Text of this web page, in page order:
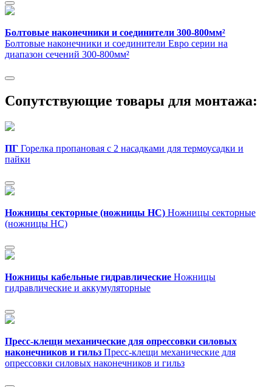
Болтовые наконечники и соединители 300-800мм²
Болтовые наконечники и соединители Евро серии на
диапазон сечений 300-800мм²
Cопутствующие товары для монтажа:
ПГ Горелка пропановая с 2 насадками для термоусадки и
пайки
Ножницы секторные (ножницы НС) Ножницы секторные
(ножницы НС)
Ножницы кабельные гидравлические Ножницы
гидравлические и аккумуляторные
Пресс-клещи механические для опрессовки силовых
наконечников и гильз Пресс-клещи механические для
опрессовки силовых наконечников и гильз